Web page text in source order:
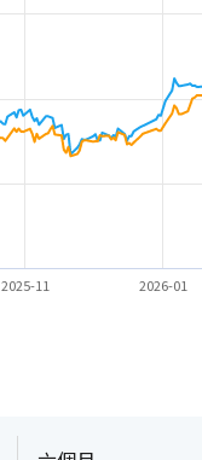
2025-11 2026-01